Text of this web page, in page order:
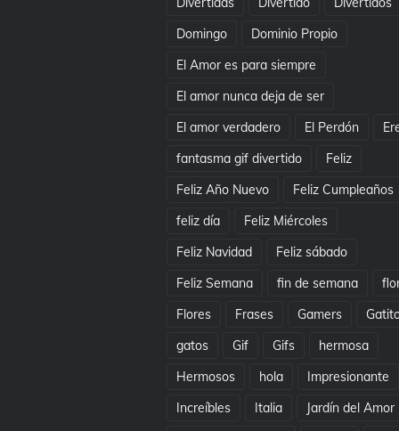
Domingo
Dominio Propio
El Amor es para siempre
El amor nunca deja de ser
El amor verdadero
El Perdón
fantasma gif divertido
Feliz
Feliz Año Nuevo
Feliz Cumpleaños
feliz día
Feliz Miércoles
Feliz Navidad
Feliz sábado
Feliz Semana
fin de semana
Flores
Frases Gamers
gatos
Gif Gifs
hermosa
Hermosos
hola
Impresionante
Increíbles
Italia
Jardín del Amor